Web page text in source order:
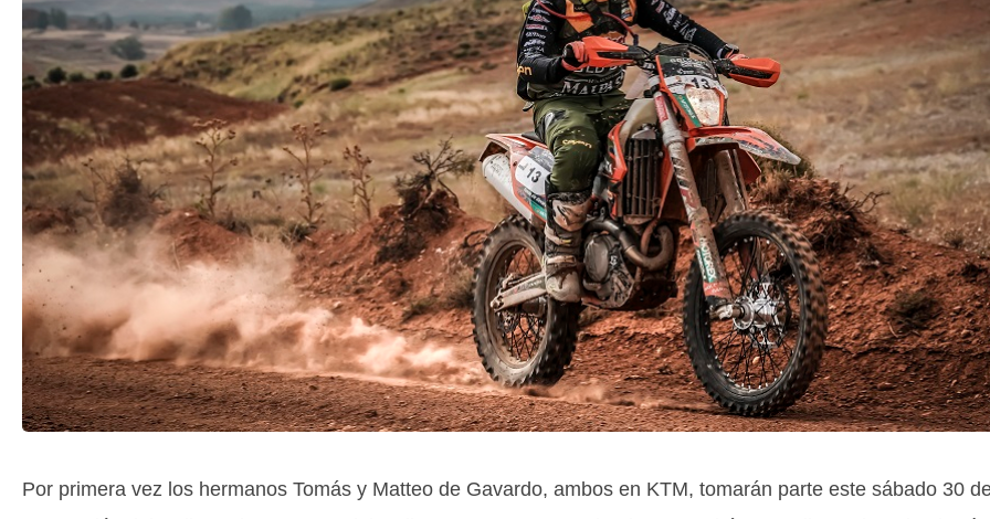
Por primera vez los hermanos Tomás y Matteo de Gavardo, ambos en KTM, tomarán parte este sábado 30